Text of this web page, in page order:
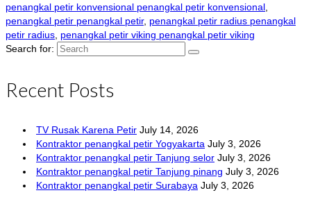
penangkal petir konvensional penangkal petir konvensional
penangkal petir penangkal petir, penangkal petir radius penangkal
petir radius penangkal petir viking penangkal petir viking
Search for:
Recent Posts
TV Rusak Karena Petir July 14, 2026
Kontraktor penangkal petir Yogyakarta July 3, 2026
Kontraktor penangkal petir Tanjung selor July 3, 2026
Kontraktor penangkal petir Tanjung pinang July 3, 2026
Kontraktor penangkal petir Surabaya July 3, 2026